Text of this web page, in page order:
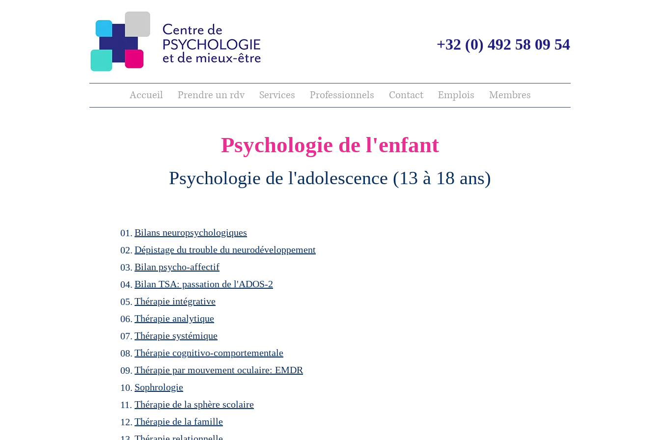
+32 (0) 492 58 09 54
Accueil Prendre un rdv Services Professionnels Contact Emplois Membres
Psychologie de l'enfant
Psychologie de l'adolescence (13 à 18 ans)
01. Bilans neuropsychologiques
02. Dépistage du trouble du neurodéveloppement
03. Bilan psycho-affectif
04. Bilan TSA: passation de l'ADOS-2
05. Thérapie intégrative
06. Thérapie analytique
07. Thérapie systémique
08. Thérapie cognitivo-comportementale
09. Thérapie par mouvement oculaire: EMDR
10. Sophrologie
11. Thérapie de la sphère scolaire
12. Thérapie de la famille